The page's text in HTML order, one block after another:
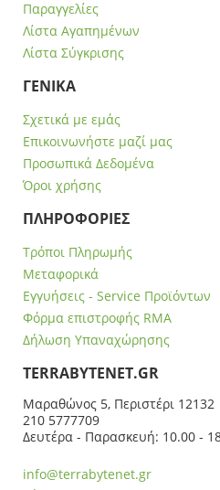
Παραγγελίες
Λίστα Αγαπημένων
Λίστα Σύγκρισης
ΓΕΝΙΚΑ
Σχετικά με εμάς
Επικοινωνήστε μαζί μας
Προσωπικά Δεδομένα
Όροι χρήσης
ΠΛΗΡΟΦΟΡΙΕΣ
Τρόποι Πληρωμής
Μεταφορικά
Εγγυήσεις - Service Προϊόντων
Φόρμα επιστροφής RMA
Δήλωση Υπαναχώρησης
ΤERRABYTENET.GR
Μαραθώνος 5, Περιστέρι 12132
210 5777709
Δευτέρα - Παρασκευή: 10.00 -
info@terrabytenet.gr